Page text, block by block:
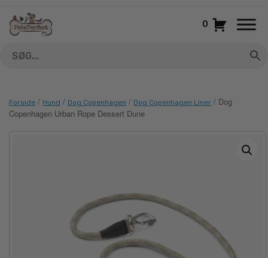
indhold
0
Forside / Hund / Dog Copenhagen / Dog Copenhagen Liner / Dog
Copenhagen Urban Rope Dessert Dune